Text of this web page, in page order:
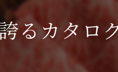
るカタロ